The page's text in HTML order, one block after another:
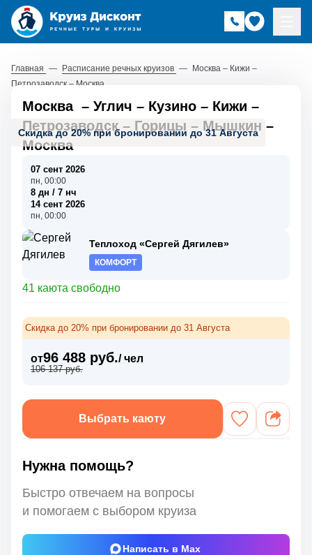
Главная — Расписание речных круизов — Москва – Кижи –
Петрозаводск – Москва
Скидка до 20% при бронировании до 31 Августа
Москва – Углич – Кузино – Кижи –
Петрозаводск– Горицы – Мышкин –
Москва
07 сент 2026
пн, 00:00
8 дн / 7 нч
14 сент 2026
пн, 00:00
Теплоход «Сергей Дягилев»
КОМФОРТ
41 каюта свободно
Скидка до 20% при бронировании до 31 Августа
от96 488 руб./ чел
106 137 руб.
Выбрать каюту
Нужна помощь?
Быстро отвечаем на вопросы
и помогаем с выбором круиза
Написать в Max